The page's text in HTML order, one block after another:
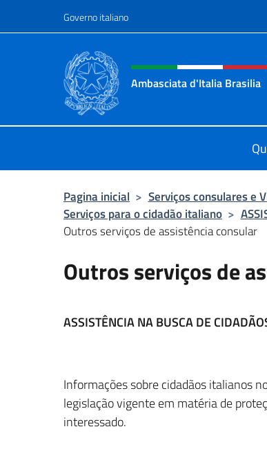
Governo italiano
Site, social e
Ambasciata d'Italia Brasilia
Pagina inicial > Serviços consulares e
Serviços para o cidadão italiano >
Outros serviços de assistência consular
Outros serviços de
ASSISTÊNCIA NA BUSCA DE
Informações sobre cidadãos italianos
legislação vigente em matéria de
interessado.